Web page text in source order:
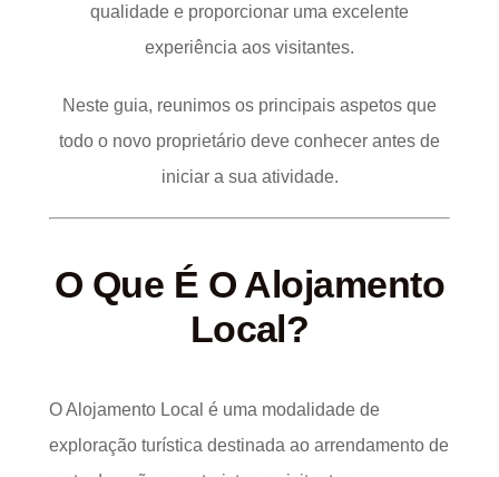
qualidade e proporcionar uma excelente
experiência aos visitantes.
Neste guia, reunimos os principais aspetos que
todo o novo proprietário deve conhecer antes de
iniciar a sua atividade.
O Que É O Alojamento
Local?
O Alojamento Local é uma modalidade de
exploração turística destinada ao arrendamento de